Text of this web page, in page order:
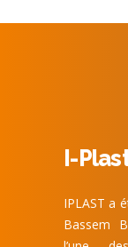
I-
IPLAST a
Bassem